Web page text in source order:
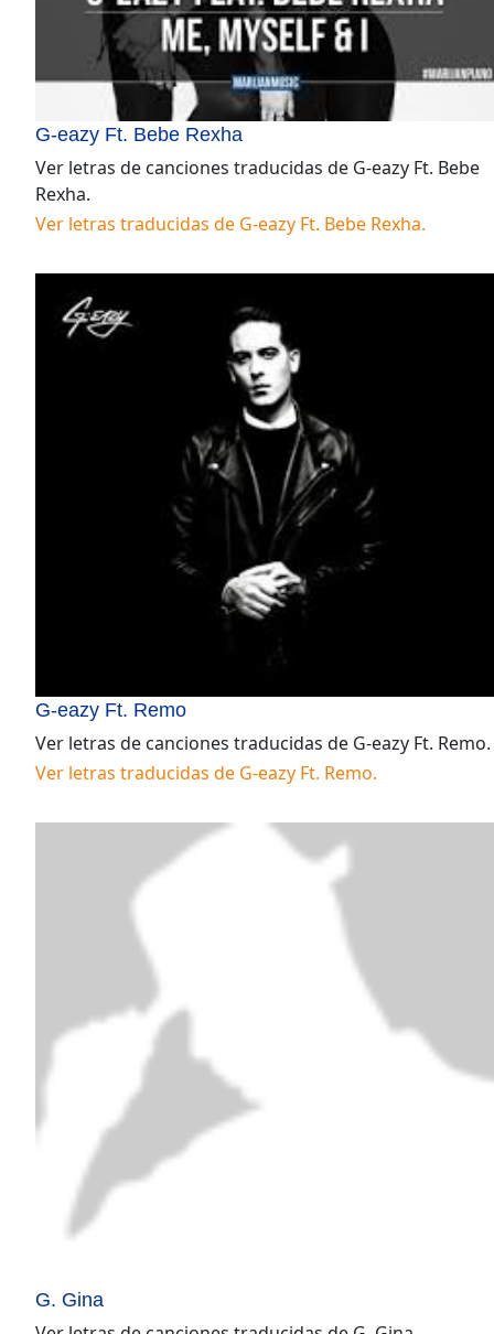
G-eazy Ft. Bebe Rexha
Ver letras de canciones traducidas de G-eazy Ft. Bebe
Rexha.
Ver letras traducidas de G-eazy Ft. Bebe Rexha.
G-eazy Ft. Remo
Ver letras de canciones traducidas de G-eazy Ft. Remo.
Ver letras traducidas de G-eazy Ft. Remo.
G. Gina